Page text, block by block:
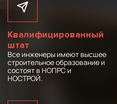
Квалифицированный
штат
Все инженеры имеют высшее
строительное образование и
состоят в НОПРС и
НОСТРОЙ.